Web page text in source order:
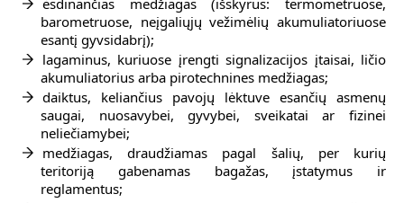
ėsdinančias medžiagas (išskyrus: termometruose,
barometruose, neįgaliųjų vežimėlių akumuliatoriuose
esantį gyvsidabrį);
lagaminus, kuriuose įrengti signalizacijos įtaisai, ličio
akumuliatorius arba pirotechnines medžiagas;
daiktus, keliančius pavojų lėktuve esančių asmenų
saugai, nuosavybei, gyvybei, sveikatai ar fizinei
neliečiamybei;
medžiagas, draudžiamas pagal šalių, per kurių
teritoriją gabenamas bagažas, įstatymus ir
reglamentus;